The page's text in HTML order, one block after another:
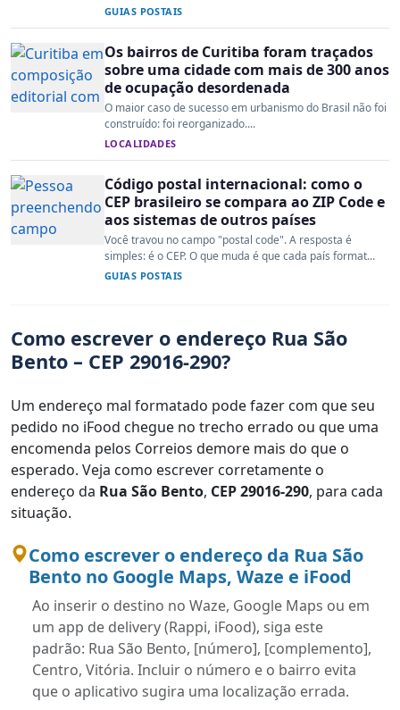
GUIAS POSTAIS
Os bairros de Curitiba foram traçados
sobre uma cidade com mais de 300 anos
de ocupação desordenada
O maior caso de sucesso em urbanismo do Brasil não foi
construído: foi reorganizado....
LOCALIDADES
Código postal internacional: como o
CEP brasileiro se compara ao ZIP Code e
aos sistemas de outros países
Você travou no campo "postal code". A resposta é
simples: é o CEP. O que muda é que cada país format...
GUIAS POSTAIS
Como escrever o endereço Rua São
Bento – CEP 29016-290?
Um endereço mal formatado pode fazer com que seu
pedido no iFood chegue no trecho errado ou que uma
encomenda pelos Correios demore mais do que o
esperado. Veja como escrever corretamente o
endereço da Rua São Bento, CEP 29016-290, para cada
situação.
Como escrever o endereço da Rua São
Bento no Google Maps, Waze e iFood
Ao inserir o destino no Waze, Google Maps ou em
um app de delivery (Rappi, iFood), siga este
padrão: Rua São Bento, [número], [complemento],
Centro, Vitória. Incluir o número e o bairro evita
que o aplicativo sugira uma localização errada.